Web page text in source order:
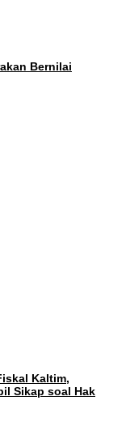
Bernilai
Kaltim,
Sikap soal Hak